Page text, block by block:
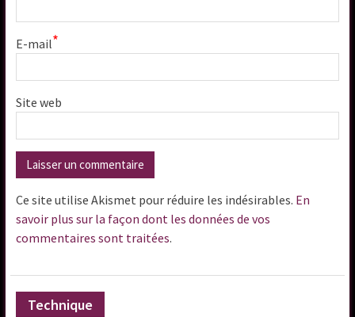
E-mail*
Site web
Ce site utilise Akismet pour réduire les indésirables. En
savoir plus sur la façon dont les données de vos
commentaires sont traitées.
Technique